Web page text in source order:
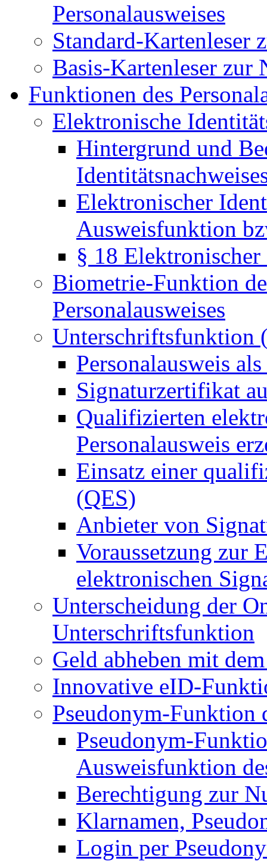
Personalausweises
Standard-Kartenleser
Basis-Kartenleser
Funktionen des
Elektronische
Hintergrund und
Elektronischer
Ausweisfunktion
§ 18
Biometrie-Funktion
Personalausweises
Unterschriftsfunktion
Personalausweis
Signaturzertifikat
Qualifizierten
Personalausweis
Einsatz einer
(QES)
Anbieter von
Voraussetzung zur
elektronischen
Unterscheidung der
Unterschriftsfunktion
Geld abheben mit
Innovative eID-
Pseudonym-Funktion
Pseudonym-
Ausweisfunktion
Berechtigung zur
Klarnamen,
Login per